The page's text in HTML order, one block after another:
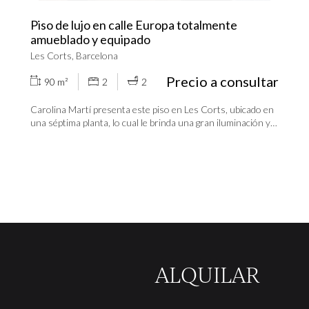
Piso de lujo en calle Europa totalmente
amueblado y equipado
Les Corts, Barcelona
90 m² 2 2 Precio a consultar
Carolina Martí presenta este piso en Les Corts, ubicado en
una séptima planta, lo cual le brinda una gran iluminación y
y equipado con electrodomésticos de alta calidad (televisión
de 75 pulgadas, lavavajillas, horno, heladera, microondas,
ALQUILAR